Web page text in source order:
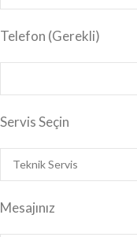
Telefon (Gerekli)
Servis Seçin
Mesajınız